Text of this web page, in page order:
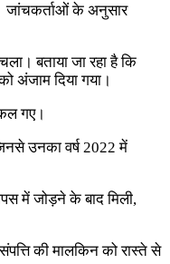
जांचकर्ताओं के अनुसार
बताया जा रहा है कि
अंजाम दिया गया।
गए।
उनका वर्ष 2022 में
में जोड़ने के बाद मिली,
की मालकिन को रास्ते से